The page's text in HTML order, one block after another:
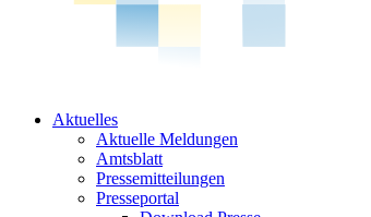
Aktuelles
Aktuelle Meldungen
Amtsblatt
Pressemitteilungen
Presseportal